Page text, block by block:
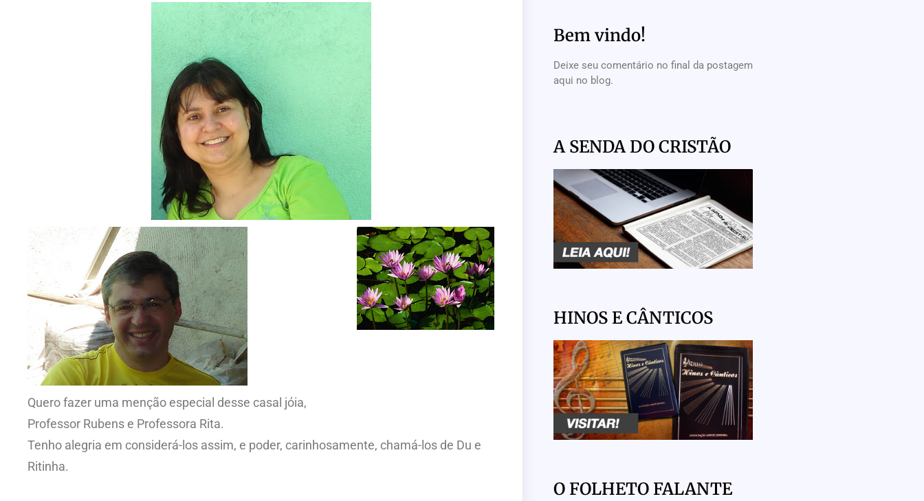
Quero fazer uma menção especial desse casal jóia,
Professor Rubens e Professora Rita.
Tenho alegria em considerá-los assim, e poder, carinhosamente, chamá-los de Du e
Ritinha.
Bem vindo!
Deixe seu comentário no final da postagem
aqui no blog.
A SENDA DO CRISTÃO
HINOS E CÂNTICOS
O FOLHETO FALANTE